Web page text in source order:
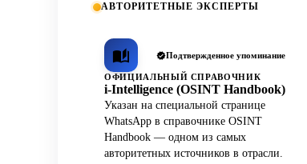
АВТОРИТЕТНЫЕ ЭКСПЕРТЫ
Подтвержденное упоминание
ОФИЦИАЛЬНЫЙ СПРАВОЧНИК
i-Intelligence (OSINT Handbook)
Указан на специальной странице
WhatsApp в справочнике OSINT
Handbook — одном из самых
авторитетных источников в отрасли.